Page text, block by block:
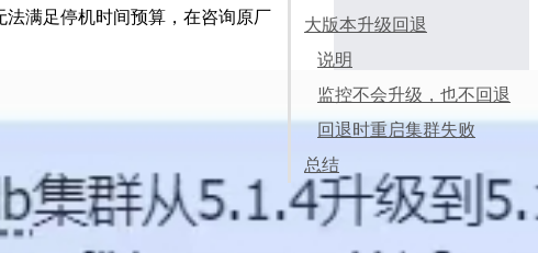
满足停机时间预算，在咨询原厂
大版本升级回退
说明
监控不会升级，也不回退
回退时重启集群失败
总结